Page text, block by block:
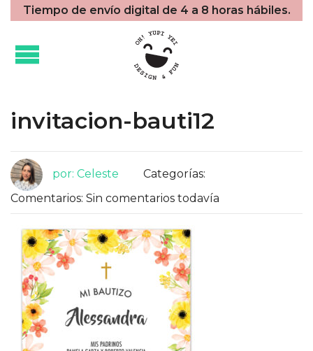
Tiempo de envío digital de 4 a 8 horas hábiles.
invitacion-bauti12
por: Celeste
Categorías:
Comentarios: Sin comentarios todavía